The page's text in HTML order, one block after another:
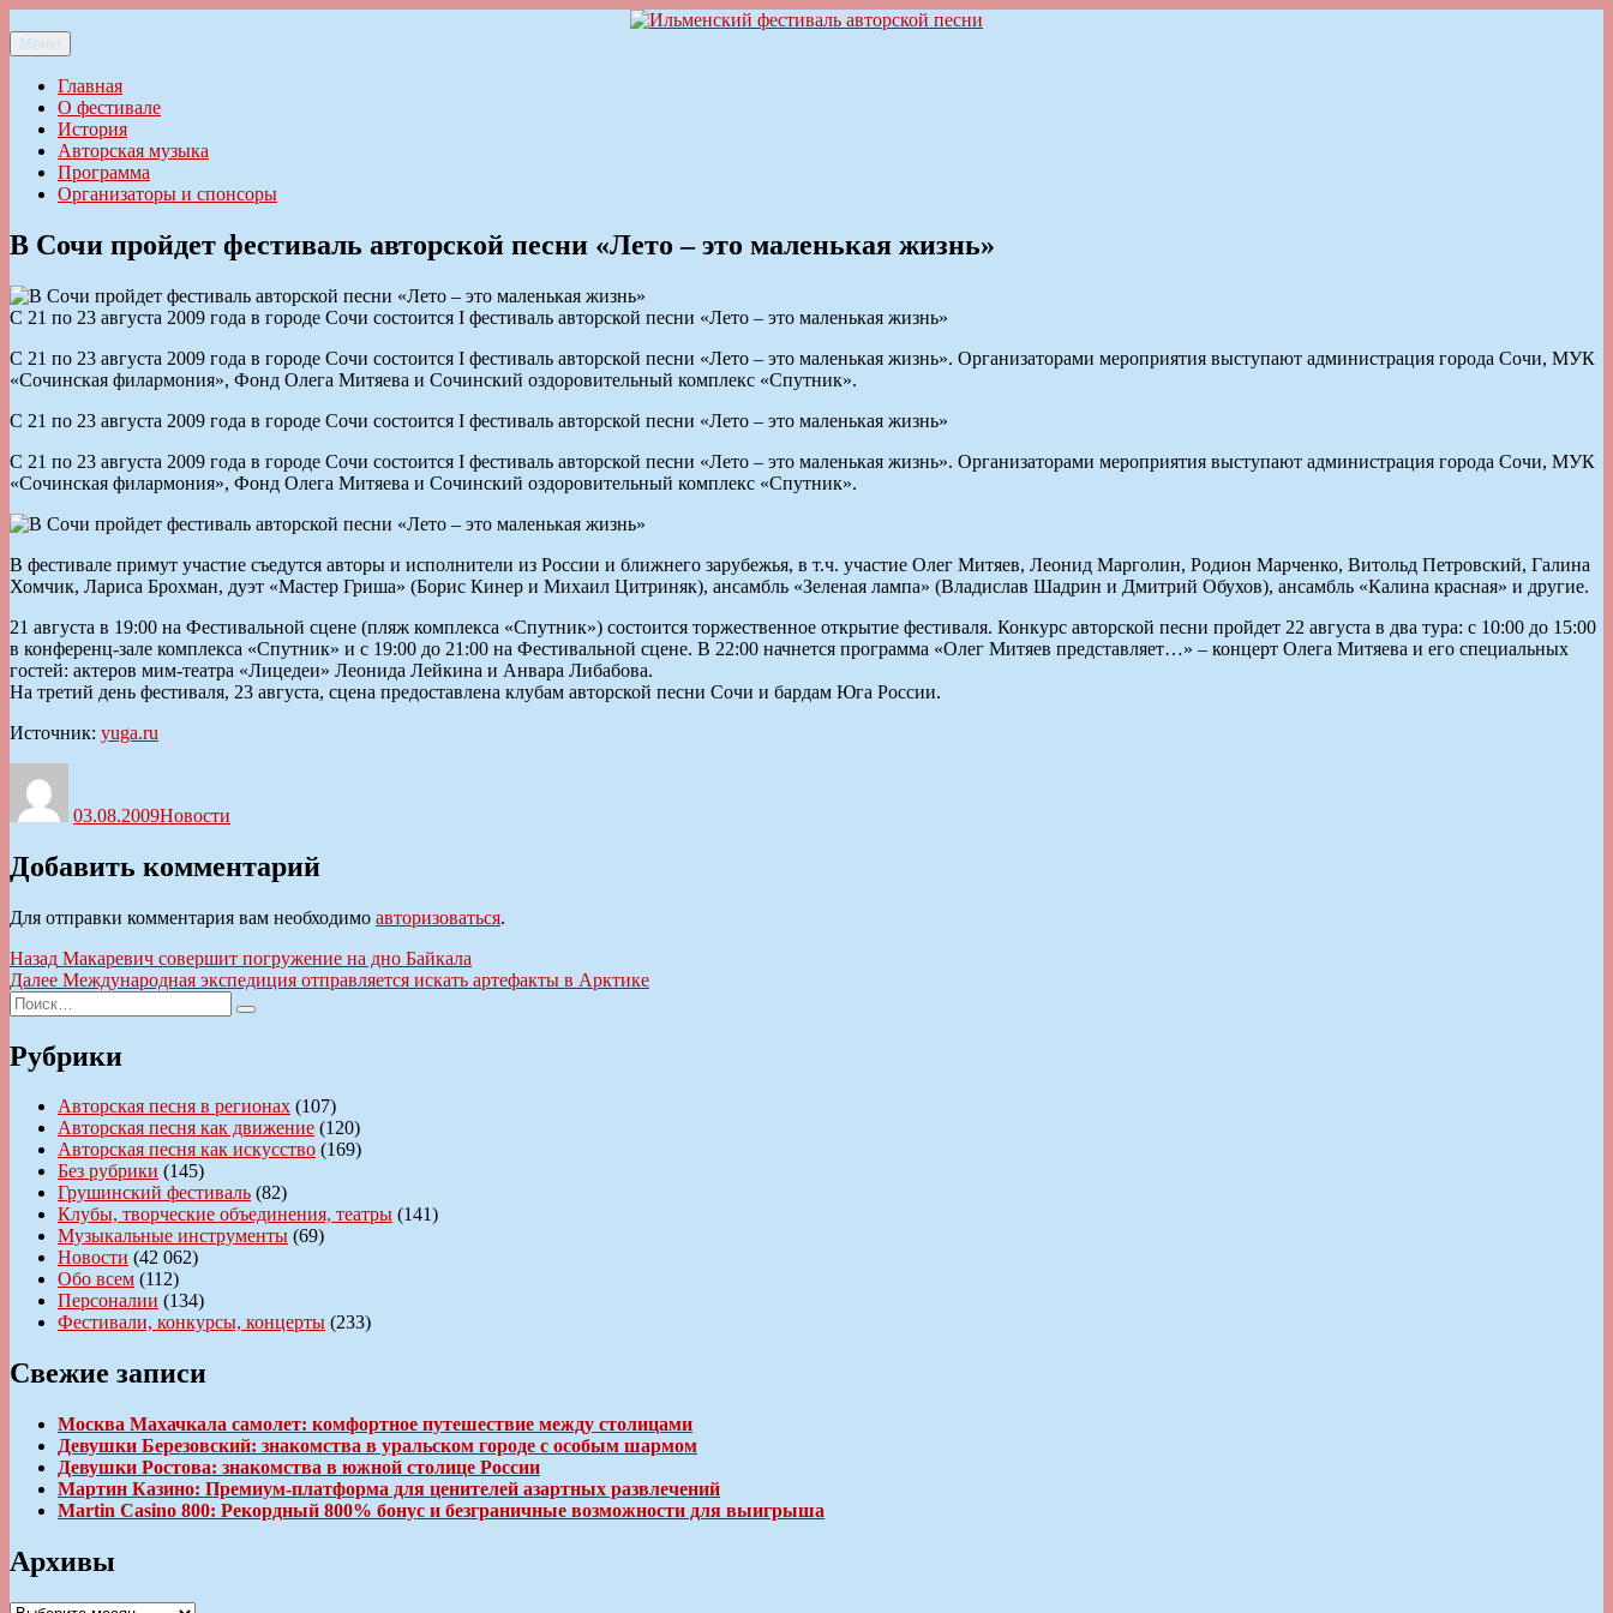
к
содержимому
Ильменский фестиваль авторской песни
Меню
Главная
О фестивале
История
Авторская музыка
Программа
Организаторы и спонсоры
В Сочи пройдет фестиваль авторской песни «Лето – это маленькая жизнь»
С 21 по 23 августа 2009 года в городе Сочи состоится I фестиваль авторской песни «Лето – это маленькая жизнь»
С 21 по 23 августа 2009 года в городе Сочи состоится I фестиваль авторской песни «Лето – это маленькая жизнь». Организаторами мероприятия выступают администрация города Сочи, МУК
«Сочинская филармония», Фонд Олега Митяева и Сочинский оздоровительный комплекс «Спутник».
С 21 по 23 августа 2009 года в городе Сочи состоится I фестиваль авторской песни «Лето – это маленькая жизнь»
С 21 по 23 августа 2009 года в городе Сочи состоится I фестиваль авторской песни «Лето – это маленькая жизнь». Организаторами мероприятия выступают администрация города Сочи, МУК
«Сочинская филармония», Фонд Олега Митяева и Сочинский оздоровительный комплекс «Спутник».
В фестивале примут участие съедутся авторы и исполнители из России и ближнего зарубежья, в т.ч. участие Олег Митяев, Леонид Марголин, Родион Марченко, Витольд Петровский, Галина
Хомчик, Лариса Брохман, дуэт «Мастер Гриша» (Борис Кинер и Михаил Цитриняк), ансамбль «Зеленая лампа» (Владислав Шадрин и Дмитрий Обухов), ансамбль «Калина красная» и другие.
21 августа в 19:00 на Фестивальной сцене (пляж комплекса «Спутник») состоится торжественное открытие фестиваля. Конкурс авторской песни пройдет 22 августа в два тура: с 10:00 до 15:00
в конференц-зале комплекса «Спутник» и с 19:00 до 21:00 на Фестивальной сцене. В 22:00 начнется программа «Олег Митяев представляет…» – концерт Олега Митяева и его специальных
гостей: актеров мим-театра «Лицедеи» Леонида Лейкина и Анвара Либабова.
На третий день фестиваля, 23 августа, сцена предоставлена клубам авторской песни Сочи и бардам Юга России.
Источник: yuga.ru
03.08.2009Новости
Добавить комментарий
Для отправки комментария вам необходимо авторизоваться.
Навигация
по
записям
Назад Предыдущая
запись:
Макаревич совершит погружение на дно Байкала
Далее Следующая
Международная экспедиция отправляется искать артефакты в Арктике
Искать:
Поиск
Рубрики
Авторская песня в регионах (107)
Авторская песня как движение (120)
Авторская песня как искусство (169)
Без рубрики (145)
Грушинский фестиваль (82)
Клубы, творческие объединения, театры (141)
Музыкальные инструменты (69)
Новости (42 062)
Обо всем (112)
Персоналии (134)
Фестивали, конкурсы, концерты (233)
Свежие записи
Москва Махачкала самолет: комфортное путешествие между столицами
Девушки Березовский: знакомства в уральском городе с особым шармом
Девушки Ростова: знакомства в южной столице России
Мартин Казино: Премиум-платформа для ценителей азартных развлечений
Martin Casino 800: Рекордный 800% бонус и безграничные возможности для выигрыша
Архивы